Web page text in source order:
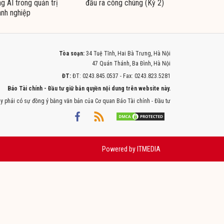
AI trong quản trị
nghiệp
đầu ra công chúng (Kỳ 2)
Tòa soạn: 34 Tuệ Tĩnh, Hai Bà Trưng, Hà Nội
47 Quán Thánh, Ba Đình, Hà Nội
ĐT: ĐT: 0243.845.0537 - Fax: 0243.823.5281
Báo Tài chính - Đầu tư giữ bản quyền nội dung trên website này.
có sự đồng ý bằng văn bản của Cơ quan Báo Tài chính - Đầu tư
Powered by ITMEDIA